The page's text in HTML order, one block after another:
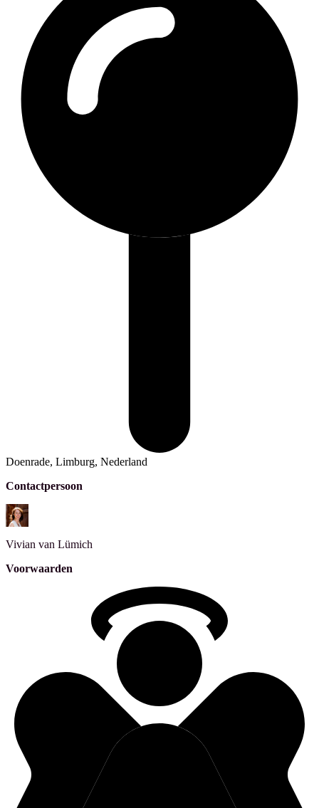
Doenrade, Limburg, Nederland
Contactpersoon
Vivian van Lümich
Voorwaarden